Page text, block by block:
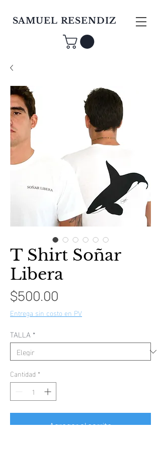
SAMUEL RESENDIZ
T Shirt Soñar
Libera
$500.00
Entrega sin costo en PV
TALLA*
Cantidad *
Agregar al carrito